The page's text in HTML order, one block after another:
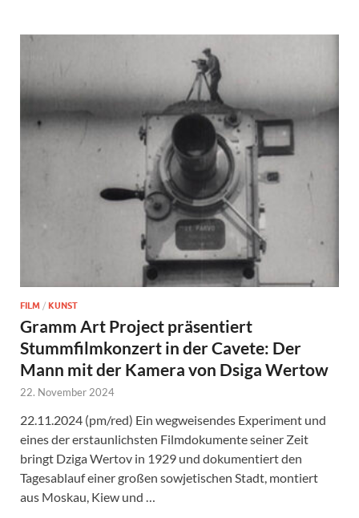
FILM / KUNST
Gramm Art Project präsentiert
Stummfilmkonzert in der Cavete: Der
Mann mit der Kamera von Dsiga Wertow
22. November 2024
22.11.2024 (pm/red) Ein wegweisendes Experiment und
eines der erstaunlichsten Filmdokumente seiner Zeit
bringt Dziga Wertov in 1929 und dokumentiert den
Tagesablauf einer großen sowjetischen Stadt, montiert
aus Moskau, Kiew und …